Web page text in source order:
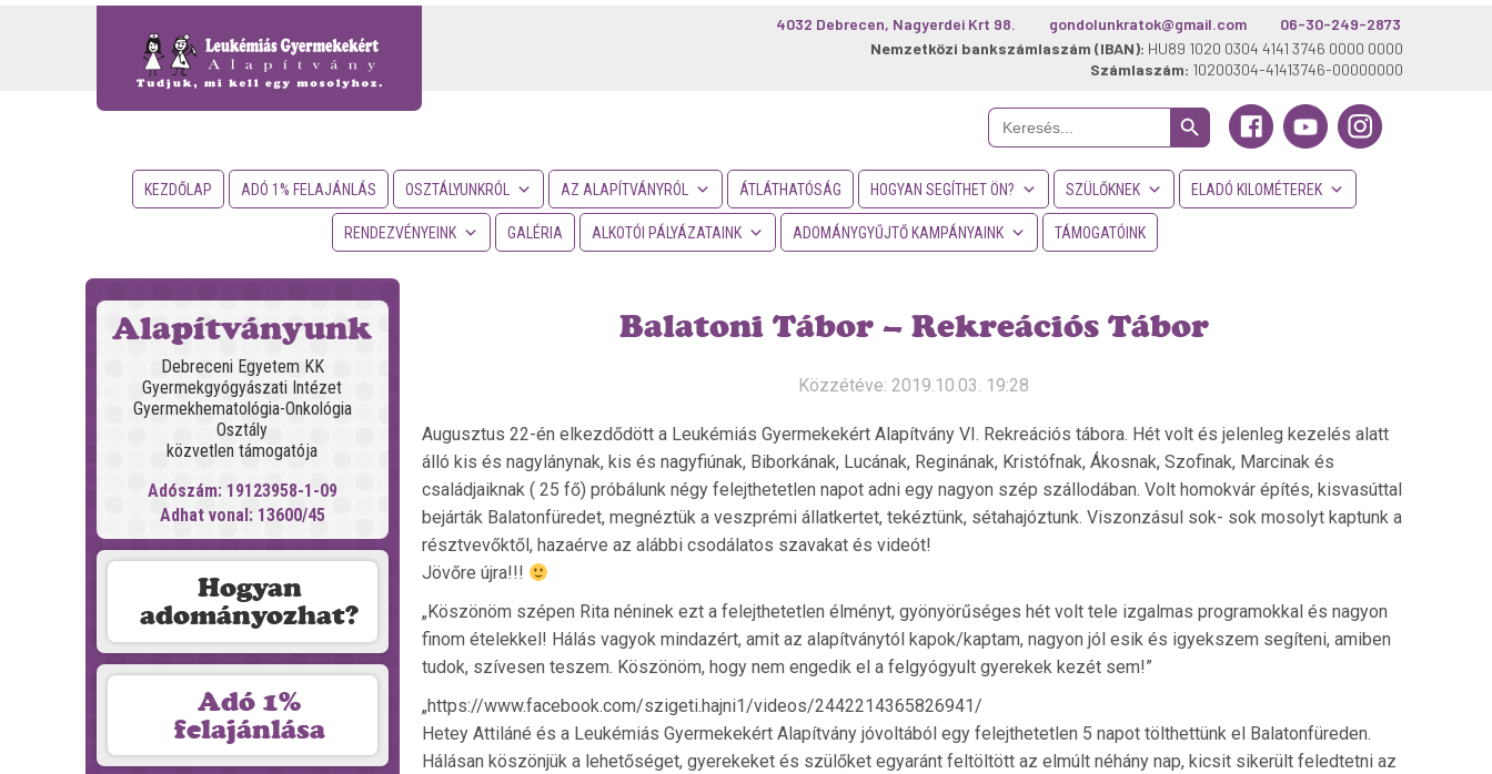
06-30-249-2873
gondolunkratok@gmail.com
4032 Debrecen, Nagyerdei Krt 98.
Nemzetközi bankszámlaszám (IBAN): HU89 1020 0304 4141 3746 0000 0000
Számlaszám: 10200304-41413746-00000000
Search
for:
Search Button
KEZDŐLAP ADÓ 1% FELAJÁNLÁS OSZTÁLYUNKRÓL AZ ALAPÍTVÁNYRÓL ÁTLÁTHATÓSÁG HOGYAN SEGÍTHET ÖN? SZÜLŐKNEK ELADÓ KILOMÉTEREK
RENDEZVÉNYEINK GALÉRIA ALKOTÓI PÁLYÁZATAINK ADOMÁNYGYŰJTŐ KAMPÁNYAINK TÁMOGATÓINK
Alapítványunk
Debreceni Egyetem KK
Gyermekgyógyászati Intézet
Gyermekhematológia-Onkológia
Osztály
közvetlen támogatója
Adószám: 19123958-1-09
Adhat vonal: 13600/45
Hogyan
adományozhat?
Adó 1%
felajánlása
Balatoni Tábor – Rekreációs Tábor
Közzétéve: 2019.10.03. 19:28
Augusztus 22-én elkezdődött a Leukémiás Gyermekekért Alapítvány VI. Rekreációs tábora. Hét volt és jelenleg kezelés alatt
álló kis és nagylánynak, kis és nagyfiúnak, Biborkának, Lucának, Reginának, Kristófnak, Ákosnak, Szofinak, Marcinak és
családjaiknak ( 25 fő) próbálunk négy felejthetetlen napot adni egy nagyon szép szállodában. Volt homokvár építés, kisvasúttal
bejárták Balatonfüredet, megnéztük a veszprémi állatkertet, tekéztünk, sétahajóztunk. Viszonzásul sok- sok mosolyt kaptunk a
résztvevőktől, hazaérve az alábbi csodálatos szavakat és videót!
Jövőre újra!!!
„Köszönöm szépen Rita néninek ezt a felejthetetlen élményt, gyönyörűséges hét volt tele izgalmas programokkal és nagyon
finom ételekkel! Hálás vagyok mindazért, amit az alapítványtól kapok/kaptam, nagyon jól esik és igyekszem segíteni, amiben
tudok, szívesen teszem. Köszönöm, hogy nem engedik el a felgyógyult gyerekek kezét sem!”
„https://www.facebook.com/szigeti.hajni1/videos/2442214365826941/
Hetey Attiláné és a Leukémiás Gyermekekért Alapítvány jóvoltából egy felejthetetlen 5 napot tölthettünk el Balatonfüreden.
Hálásan köszönjük a lehetőséget, gyerekeket és szülőket egyaránt feltöltött az elmúlt néhány nap, kicsit sikerült feledtetni az